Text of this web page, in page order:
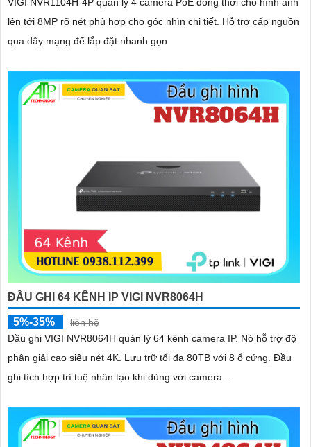
lên tới 8MP rõ nét phù hợp cho góc nhìn chi tiết. Hỗ trợ cấp nguồn
qua dây mạng để lắp đặt nhanh gọn
ĐẦU GHI 64 KÊNH IP VIGI NVR8064H
5%-35%
liên hệ
Đầu ghi VIGI NVR8064H quản lý 64 kênh camera IP. Nó hỗ trợ độ
phân giải cao siêu nét 4K. Lưu trữ tối đa 80TB với 8 ổ cứng. Đầu
ghi tích hợp trí tuệ nhân tạo khi dùng với camera...